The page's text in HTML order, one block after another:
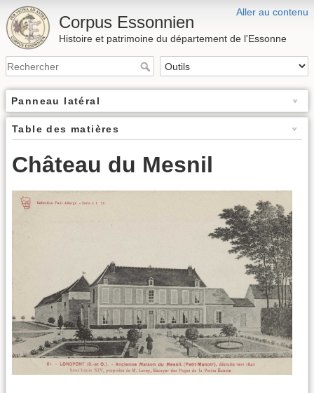
Aller au contenu
Corpus Essonnien
Histoire et patrimoine du département de l'Essonne
Panneau latéral
Table des matières
Château du Mesnil